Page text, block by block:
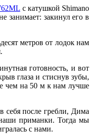
с катушкой Shimano
занимает: закинул его в
метров от лодок нам
готовность, и вот
глаза и стиснув зубы,
чем на 50 м к нам лучше
себя после гребли, Дима
приманки. Тогда мы
с нами.